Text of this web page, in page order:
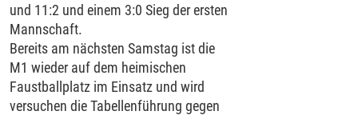
und 11:2 und einem 3:0 Sieg der ersten
Mannschaft.
Bereits am nächsten Samstag ist die
M1 wieder auf dem heimischen
Faustballplatz im Einsatz und wird
versuchen die Tabellenführung gegen